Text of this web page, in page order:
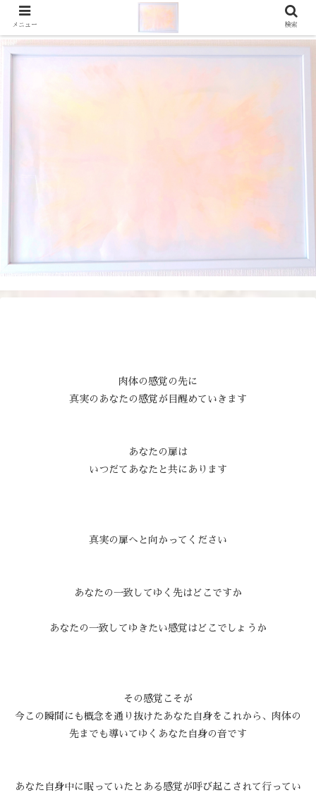
肉体の感覚の先に
真実のあなたの感覚が目醒めていきます
あなたの扉は
いつだてあなたと共にあります
真実の扉へと向かってください
あなたの一致してゆく先はどこですか
あなたの一致してゆきたい感覚はどこでしょうか
その感覚こそが
今この瞬間にも概念を通り抜けたあなた自身をこれから、肉体の
先までも導いてゆくあなた自身の音です
あなた自身中に眠っていたとある感覚が呼び起こされて行ってい
メニュー 検索